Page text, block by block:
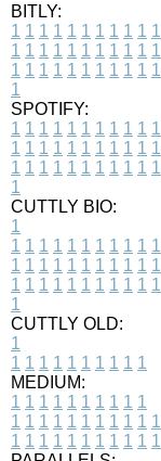
BITLY:
1 1 1 1 1 1 1 1 1 1 1
1 1 1 1 1 1 1 1 1 1 1
1 1 1 1 1 1 1 1 1 1 1
1
SPOTIFY:
1 1 1 1 1 1 1 1 1 1 1
1 1 1 1 1 1 1 1 1 1 1
1 1 1 1 1 1 1 1 1 1 1
1
CUTTLY BIO:
1
1 1 1 1 1 1 1 1 1 1 1
1 1 1 1 1 1 1 1 1 1 1
1 1 1 1 1 1 1 1 1 1 1
1
CUTTLY OLD:
1
1 1 1 1 1 1 1 1 1 1
MEDIUM:
1 1 1 1 1 1 1 1 1 1
1 1 1 1 1 1 1 1 1 1 1
1 1 1 1 1 1 1 1 1 1 1